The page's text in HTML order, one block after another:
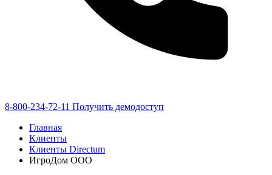
8-800-234-72-11 Получить демодоступ
Главная
Клиенты
Клиенты Directum
ИгроДом ООО